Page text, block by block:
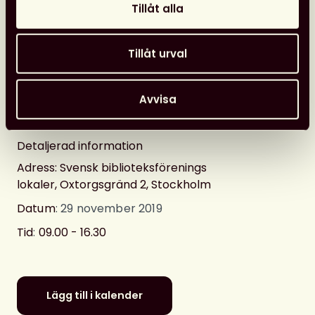
Tillåt alla
Tillåt urval
Avvisa
Svensk biblioteksförening
Detaljerad information
Adress: Svensk biblioteksförenings
lokaler, Oxtorgsgränd 2, Stockholm
Datum: 29 november 2019
Tid: 09.00 - 16.30
Lägg till i kalender